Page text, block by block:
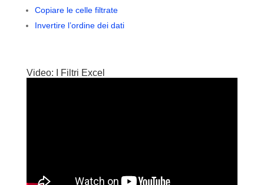
Copiare le celle filtrate
Invertire l’ordine dei dati
Video: I Filtri Excel